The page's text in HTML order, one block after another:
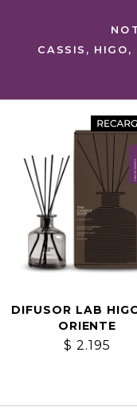
CASSIS, HIGO,
DIFUSOR LAB
ORIENTE
$ 2.195